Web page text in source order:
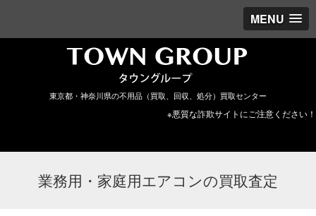
MENU
東京都・神奈川県の不用品（買取、回収、処分）買取センター
※悪質な詐欺サイトにご注意ください！
業務用・家庭用エアコンの買取査定